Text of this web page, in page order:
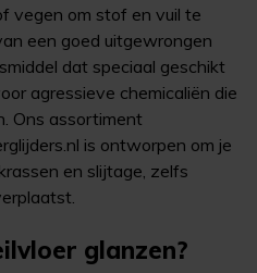
vegen om stof en vuil te
een goed uitgewrongen
dat speciaal geschikt
agressieve chemicaliën die
Ons assortiment
is ontworpen om je
en slijtage, zelfs
glanzen?